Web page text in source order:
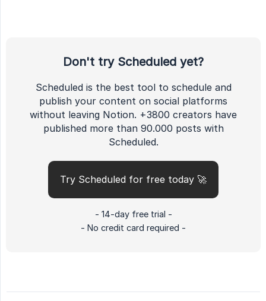
Don't try Scheduled yet?
Scheduled is the best tool to schedule and
publish your content on social platforms
without leaving Notion. +3800 creators have
published more than 90.000 posts with
Scheduled.
Try Scheduled for free today 🚀
- 14-day free trial -
- No credit card required -